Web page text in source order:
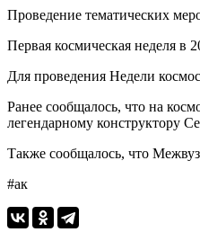
Проведение тематических
Первая космическая неделя в
Для проведения Недели
Ранее сообщалось, что на
легендарному конструктору
Также сообщалось, что
#ак